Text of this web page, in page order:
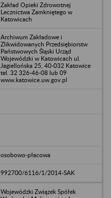
Zakład Opieki Zdrowotnej
Lecznictwa Zamkniętego w
Katowicach
Archiwum Zakładowe i
Zlikwidowanych Przedsiębiorstw
Państwowych Śląski Urząd
Wojewódzki w Katowicach ul.
Jagiellońska 25, 40-032 Katowice
tel. 32 326-46-08 lub 09
www.katowice.uw.gov.pl
osobowo-płacowa
992700/6116/1/2014-SAK
Wojewódzki Związek Spółek